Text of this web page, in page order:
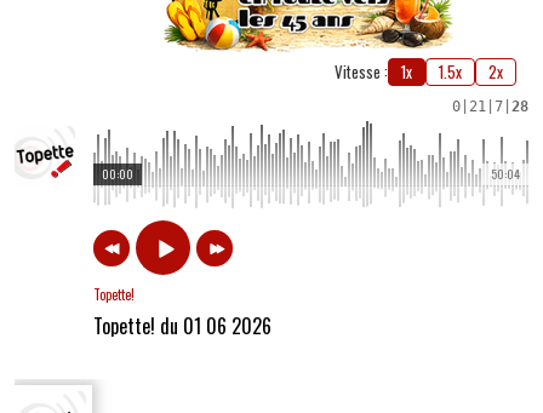
Vitesse : 1x 1.5x 2x
0 21 7 28
50:04
00:00
Topette!
Topette! du 01 06 2026